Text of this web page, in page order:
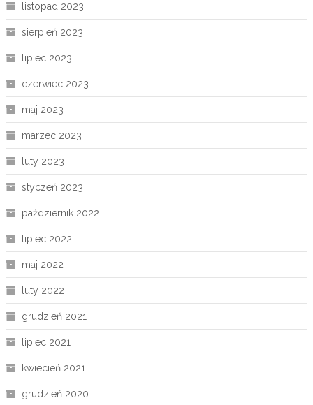
listopad 2023
sierpień 2023
lipiec 2023
czerwiec 2023
maj 2023
marzec 2023
luty 2023
styczeń 2023
październik 2022
lipiec 2022
maj 2022
luty 2022
grudzień 2021
lipiec 2021
kwiecień 2021
grudzień 2020